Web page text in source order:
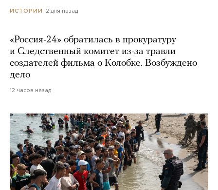
ИСТОРИИ 2 дня назад
«Россия-24» обратилась в прокуратуру
и Следственный комитет из-за травли
создателей фильма о Колобке. Возбуждено
дело
12 часов назад